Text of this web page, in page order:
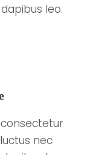
leo.
nec